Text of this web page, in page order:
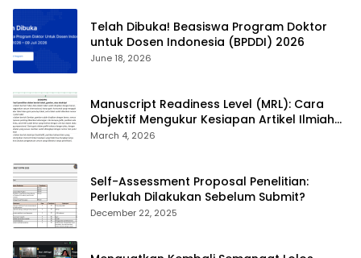
Telah Dibuka! Beasiswa Program Doktor
untuk Dosen Indonesia (BPDDI) 2026
June 18, 2026
Manuscript Readiness Level (MRL): Cara
Objektif Mengukur Kesiapan Artikel Ilmiah
Anda
March 4, 2026
Self-Assessment Proposal Penelitian:
Perlukah Dilakukan Sebelum Submit?
December 22, 2025